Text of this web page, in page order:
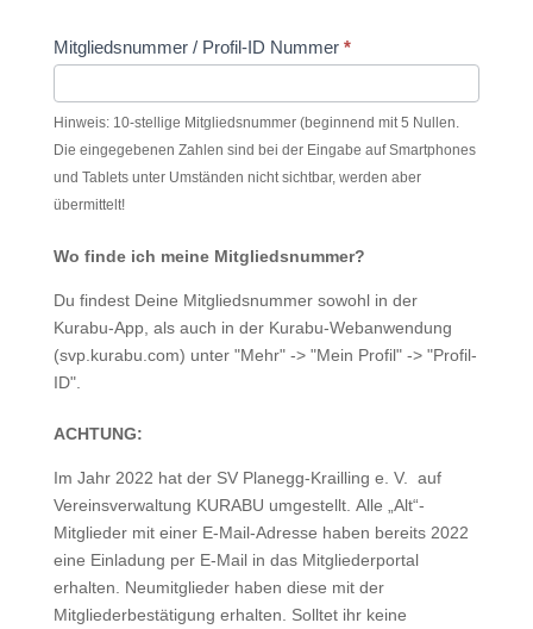
Mitgliedsnummer / Profil-ID Nummer *
Hinweis: 10-stellige Mitgliedsnummer (beginnend mit 5 Nullen.
Die eingegebenen Zahlen sind bei der Eingabe auf Smartphones
und Tablets unter Umständen nicht sichtbar, werden aber
übermittelt!
Wo finde ich meine Mitgliedsnummer?
Du findest Deine Mitgliedsnummer sowohl in der
Kurabu-App, als auch in der Kurabu-Webanwendung
(svp.kurabu.com) unter "Mehr" -> "Mein Profil" -> "Profil-
ID".
ACHTUNG:
Im Jahr 2022 hat der SV Planegg-Krailling e. V. auf
Vereinsverwaltung KURABU umgestellt. Alle „Alt“-
Mitglieder mit einer E-Mail-Adresse haben bereits 2022
eine Einladung per E-Mail in das Mitgliederportal
erhalten. Neumitglieder haben diese mit der
Mitgliederbestätigung erhalten. Solltet ihr keine